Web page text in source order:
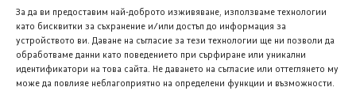
За да ви предоставим най-доброто изживяване, използваме технологии
като бисквитки за съхранение и/или достъп до информация за
устройството ви. Даване на съгласие за тези технологии ще ни позволи да
обработваме данни като поведението при сърфиране или уникални
идентификатори на това сайта. Не даването на съгласие или оттеглянето му
може да повлияе неблагоприятно на определени функции и възможности.
облик и пробег до 680 км
6 АВГ. 2026 ГЕОРГИ ВАСИЛЕВ